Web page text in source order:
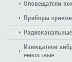
Оповещатели
Приборы
Извещатели
емкостные